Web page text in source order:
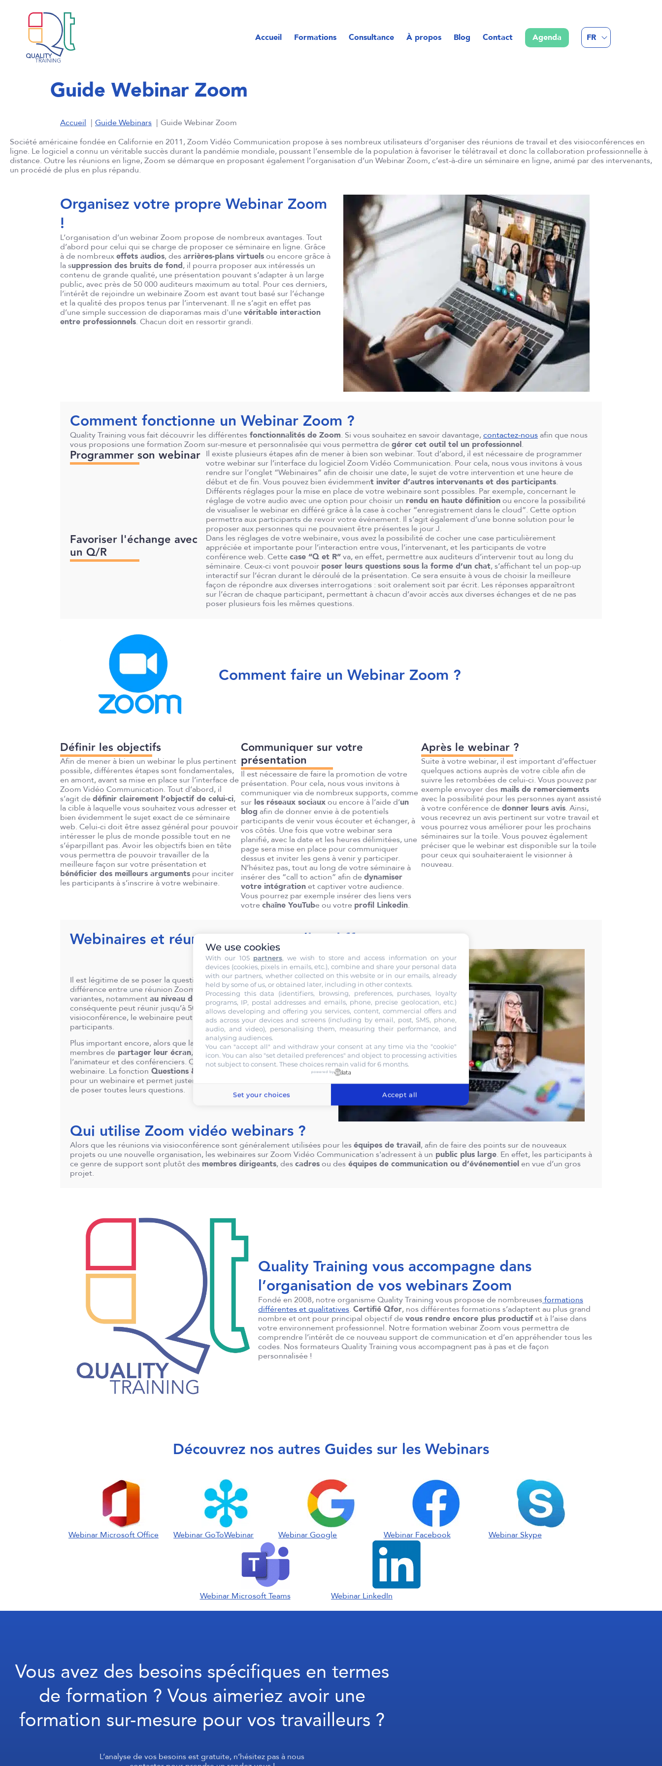
Accueil Formations Consultance À propos Blog Contact Agenda FR
NL
Guide Webinar Zoom
Accueil Guide Webinars
Guide Webinar Zoom
Société américaine fondée en Californie en 2011, Zoom Vidéo Communication propose à ses nombreux utilisateurs d’organiser des réunions de travail et des visioconférences en
ligne. Le logiciel a connu un véritable succès durant la pandémie mondiale, poussant l’ensemble de la population à favoriser le télétravail et donc la collaboration professionnelle à
distance. Outre les réunions en ligne, Zoom se démarque en proposant également l’organisation d’un Webinar Zoom, c’est-à-dire un séminaire en ligne, animé par des intervenants,
un procédé de plus en plus répandu.
Organisez votre propre Webinar Zoom
!
L’organisation d’un webinar Zoom propose de nombreux avantages. Tout
d’abord pour celui qui se charge de proposer ce séminaire en ligne. Grâce
à de nombreuxeffets audios, des arrières-plans virtuelsou encore grâce à
la suppression des bruits de fond, il pourra proposer aux intéressés un
contenu de grande qualité, une présentation pouvant s’adapter à un large
public, avec près de 50 000 auditeurs maximum au total. Pour ces derniers,
l’intérêt de rejoindre un webinaire Zoom est avant tout basé sur l’échange
et la qualité des propos tenus par l’intervenant. Il ne s’agit en effet pas
d’une simple succession de diaporamas mais d'une véritable interaction
entre professionnels. Chacun doit en ressortir grandi.
Comment fonctionne un Webinar Zoom ?
Quality Training vous fait découvrir les différentes fonctionnalités de Zoom. Si vous souhaitez en savoir davantage,contactez-nousafin que nous
vous proposions une formation Zoom sur-mesure et personnalisée qui vous permettra de gérer cet outil tel un professionnel.
Programmer son webinar Il existe plusieurs étapes afin de mener à bien son webinar. Tout d’abord, il est nécessaire de programmer
votre webinar sur l’interface du logiciel Zoom Vidéo Communication. Pour cela, nous vous invitons à vous
rendre sur l’onglet “Webinaires” afin de choisir une date, le sujet de votre intervention et une heure de
début et de fin. Vous pouvez bien évidemment inviter d’autres intervenants et des participants.
Différents réglages pour la mise en place de votre webinaire sont possibles. Par exemple, concernant le
réglage de votre audio avec une option pour choisir un rendu en haute définitionou encore la possibilité
de visualiser le webinar en différé grâce à la case à cocher “enregistrement dans le cloud”. Cette option
permettra aux participants de revoir votre événement. Il s’agit également d’une bonne solution pour le
proposer aux personnes qui ne pouvaient être présentes le jour J.
Favoriser l'échange avec
un Q/R
Dans les réglages de votre webinaire, vous avez la possibilité de cocher une case particulièrement
appréciée et importante pour l’interaction entre vous, l’intervenant, et les participants de votre
conférence web. Cette case “Q et R”va, en effet, permettre aux auditeurs d’intervenir tout au long du
séminaire. Ceux-ci vont pouvoir poser leurs questions sous la forme d’un chat, s’affichant tel un pop-up
interactif sur l’écran durant le déroulé de la présentation. Ce sera ensuite à vous de choisir la meilleure
façon de répondre aux diverses interrogations : soit oralement soit par écrit. Les réponses apparaîtront
sur l’écran de chaque participant, permettant à chacun d’avoir accès aux diverses échanges et de ne pas
poser plusieurs fois les mêmes questions.
Comment faire un Webinar Zoom ?
Définir les objectifs
Afin de mener à bien un webinar le plus pertinent
possible, différentes étapes sont fondamentales,
en amont, avant sa mise en place sur l’interface de
Zoom Vidéo Communication. Tout d’abord, il
s’agit de définir clairement l’objectif de celui-ci,
la cible à laquelle vous souhaitez vous adresser et
bien évidemment le sujet exact de ce séminaire
web. Celui-ci doit être assez général pour pouvoir
intéresser le plus de monde possible tout en ne
s’éparpillant pas. Avoir les objectifs bien en tête
vous permettra de pouvoir travailler de la
meilleure façon sur votre présentation et
bénéficier des meilleurs arguments pour inciter
les participants à s’inscrire à votre webinaire.
Communiquer sur votre
présentation
Il est nécessaire de faire la promotion de votre
présentation. Pour cela, nous vous invitons à
communiquer via de nombreux supports, comme
surles réseaux sociauxou encore à l’aide d’un
blog afin de donner envie à de potentiels
participants de venir vous écouter et échanger, à
vos côtés. Une fois que votre webinar sera
planifié, avec la date et les heures délimitées, une
page sera mise en place pour communiquer
dessus et inviter les gens à venir y participer.
N’hésitez pas, tout au long de votre séminaire à
insérer des “call to action” afin de dynamiser
votre intégrationet captiver votre audience.
Vous pourrez par exemple insérer des liens vers
votre chaîne YouTube ou votre profil Linkedin.
Après le webinar ?
Suite à votre webinar, il est important d’effectuer
quelques actions auprès de votre cible afin de
suivre les retombées de celui-ci. Vous pouvez par
exemple envoyer des mails de remerciements
avec la possibilité pour les personnes ayant assisté
à votre conférence dedonner leurs avis. Ainsi,
vous recevrez un avis pertinent sur votre travail et
vous pourrez vous améliorer pour les prochains
séminaires sur la toile. Vous pouvez également
préciser que le webinar est disponible sur la toile
pour ceux qui souhaiteraient le visionner à
nouveau.
Webinaires et réunion Zoom : quelles différences ?
Il est légitime de se poser la question suivante : quelle est la véritable
différence entre une réunion Zoom et un webinaire. Il y a de nombreuses
variantes, notammentau niveau de la capacité. Là où une réunion
conséquente peut réunir jusqu’à 500 personnes sur la même
visioconférence, le webinaire peut aller jusqu’à réunir 10 000
participants.
Plus important encore, alors que la réunion peut permettre à tous les
membres de partager leur écran, le webinaire lui s’axe autour de
l’animateur et des conférenciers. C’est autour d’eux que s’articule tout le
webinaire. La fonction Questions & Réponses
est seulement disponible
pour un webinaire et permet justement aux participants d’échanger et
de poser toutes leurs questions.
Qui utilise Zoom vidéo webinars ?
Alors que les réunions via visioconférence sont généralement utilisées pour les équipes de travail, afin de faire des points sur de nouveaux
projets ou une nouvelle organisation, les webinaires sur Zoom Vidéo Communication s'adressent à un public plus large. En effet, les participants à
ce genre de support sont plutôt des membres dirigeants, des cadresou des équipes de communication ou d’événementielen vue d’un gros
projet.
Quality Training vous accompagne dans
l’organisation de vos webinars Zoom
Fondé en 2008, notre organisme Quality Training vous propose de nombreuses formations
différentes et qualitatives.Certifié Qfor, nos différentes formations s’adaptent au plus grand
nombre et ont pour principal objectif devous rendre encore plus productifet à l’aise dans
votre environnement professionnel. Notre formation webinar Zoom vous permettra de
comprendre l’intérêt de ce nouveau support de communication et d’en appréhender tous les
codes. Nos formateurs Quality Training vous accompagnent pas à pas et de façon
personnalisée !
Découvrez nos autres Guides sur les Webinars
Webinar Microsoft Office Webinar GoToWebinar Webinar Google Webinar Facebook Webinar Skype
Webinar Microsoft Teams Webinar LinkedIn
Vous avez des besoins spécifiques en termes
de formation ? Vous aimeriez avoir une
formation sur-mesure pour vos travailleurs ?
L’analyse de vos besoins est gratuite, n’hésitez pas à nous
We use cookies
With our 105 partners, we wish to store and access information on your
devices (cookies, pixels in emails, etc.), combine and share your personal data
with our partners, whether collected on this website or in our emails, already
held by some of us, or obtained later, including in other contexts.
Processing this data (identifiers, browsing, preferences, purchases, loyalty
programs, IP, postal addresses and emails, phone, precise geolocation, etc.)
allows developing and offering you services, content, commercial offers and
ads across your devices and screens (including by email, post, SMS, phone,
audio, and video), personalising them, measuring their performance, and
analysing audiences.
You can "accept all" and withdraw your consent at any time via the "cookie"
icon . You can also "set detailed preferences" and object to processing activities
not subject to consent. These choices remain valid for 6 months.
powered by
Set your choices Accept all